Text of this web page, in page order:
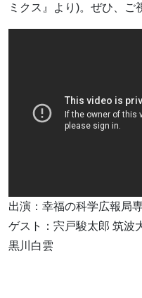
ミクス』より)。ぜひ、ご
出演：幸福の科学広報局
ゲスト：宍戸駿太郎 筑波
黒川白雲